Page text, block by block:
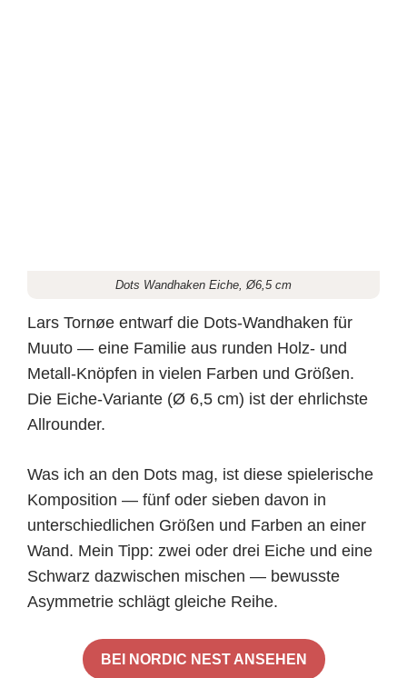
Dots Wandhaken Eiche, Ø6,5 cm
Lars Tornøe entwarf die Dots-Wandhaken für
Muuto — eine Familie aus runden Holz- und
Metall-Knöpfen in vielen Farben und Größen.
Die Eiche-Variante (Ø 6,5 cm) ist der ehrlichste
Allrounder.
Was ich an den Dots mag, ist diese spielerische
Komposition — fünf oder sieben davon in
unterschiedlichen Größen und Farben an einer
Wand. Mein Tipp: zwei oder drei Eiche und eine
Schwarz dazwischen mischen — bewusste
Asymmetrie schlägt gleiche Reihe.
BEI NORDIC NEST ANSEHEN